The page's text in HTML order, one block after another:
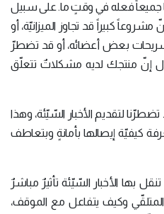
جميعاً فعله في وقتٍ ما. على سبيل
مشروعاً كبيراً قد تجاوز الميزانيّة، أو
بعض أعضائه، أو قد تضطرّ
إنّ منتجك لديه مشكلاتٌ تتعلّق
لتقديم الأخبار السّيّئة، وهذا
كيفيّة إيصالها بأمانةٍ وبتعاطف
بها الأخبار السّيّئة تأثيرٌ مباشرٌ
وكيف يتفاعل مع الموقف،